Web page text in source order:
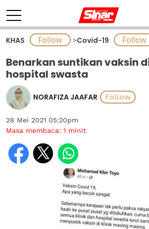
KHAS >Covid-19
Benarkan suntikan vaksin
hospital swasta
NORAFIZA JAAFAR
28 Mei 2021 05:20pm
Masa membaca: 1 minit